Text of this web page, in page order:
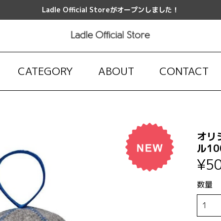
Ladle Official Storeがオープンしました！
CATEGORY ABOUT CONTACT
オリ
ル
数量